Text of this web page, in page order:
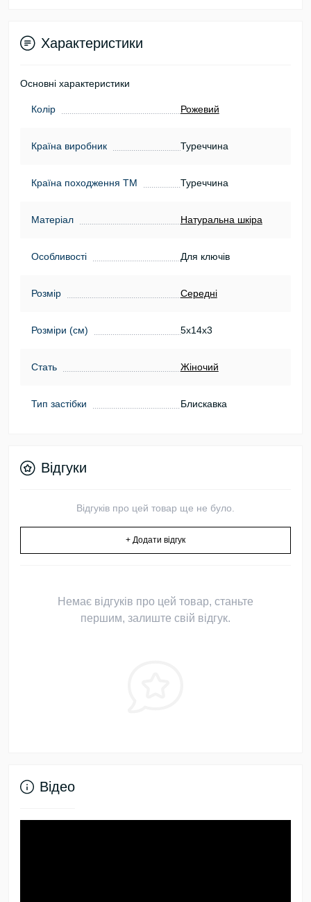
Характеристики
Основні характеристики
Колір Рожевий
Країна виробник Туреччина
Країна походження ТМ Туреччина
Матеріал Натуральна шкіра
Особливості Для ключів
Розмір Середні
Розміри (см) 5х14х3
Стать Жіночий
Тип застібки Блискавка
Відгуки
Відгуків про цей товар ще не було.
+ Додати відгук
Немає відгуків про цей товар, станьте
першим, залиште свій відгук.
Відео